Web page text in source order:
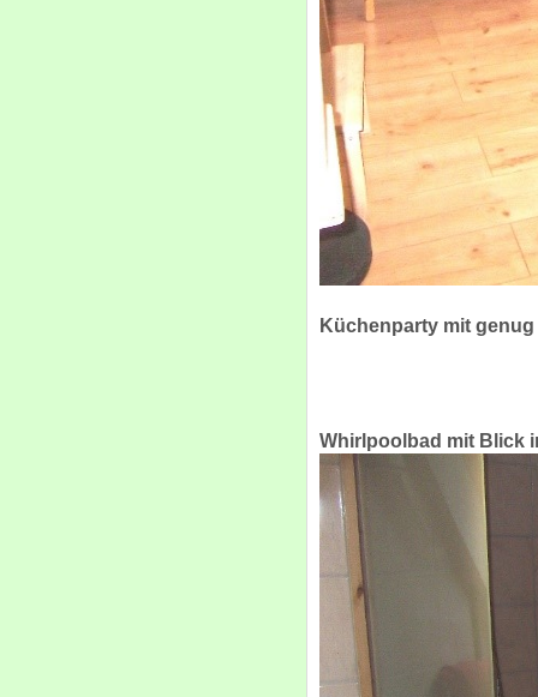
Küchenparty mit
Whirlpoolbad mit Blick